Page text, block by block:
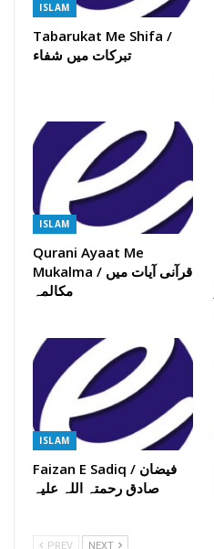
ISLAM
Tabarukat Me Shifa /
تبرکات میں شفاء
ISLAM
Qurani Ayaat Me
Mukalma / قرآنی آیات میں
مکالمہ
ISLAM
Faizan E Sadiq / فیضان
صادق رحمتہ اللہ علیہ
PREV NEXT